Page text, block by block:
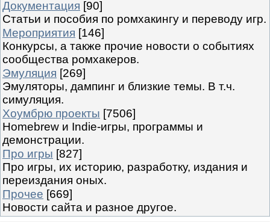
Документация [90]
Статьи и пособия по ромхакингу и переводу игр.
Мероприятия [146]
Конкурсы, а также прочие новости о событиях
сообщества ромхакеров.
Эмуляция [269]
Эмуляторы, дампинг и близкие темы. В т.ч.
симуляция.
Хоумбрю проекты [7506]
Homebrew и Indie-игры, программы и
демонстрации.
Про игры [827]
Про игры, их историю, разработку, издания и
переиздания оных.
Прочее [669]
Новости сайта и разное другое.